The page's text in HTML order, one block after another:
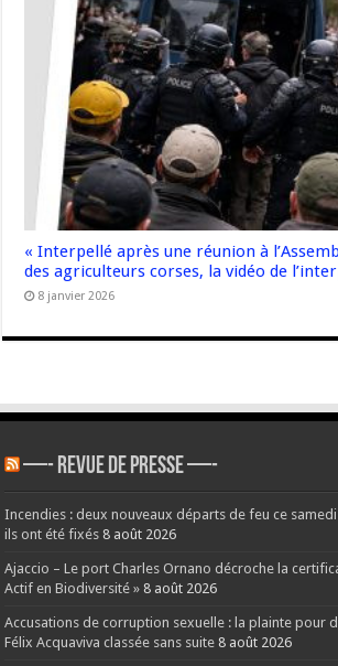
« Interpellé après une réunion à
des agriculteurs corses, la vidéo de
8 janvier 2026
—- REVUE DE PRESSE —-
Incendies : deux nouveaux départs de feu ce samedi
ils ont été fixés 8 août 2026
Ajaccio – Le port Charles Ornano décroche la
Actif en Biodiversité » 8 août 2026
Accusations de corruption sexuelle : la plainte pour
Félix Acquaviva classée sans suite 8 août 2026